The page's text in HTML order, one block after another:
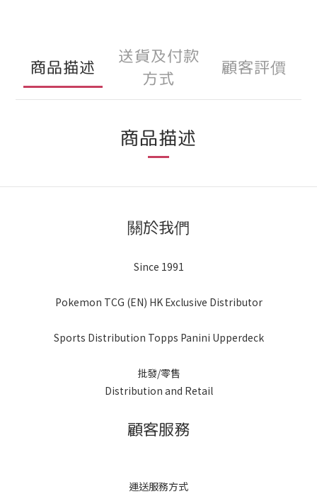
商品描述
送貨及付款
方式
顧客評價
商品描述
關於我們
Since 1991
Pokemon TCG (EN) HK Exclusive Distributor
Sports Distribution Topps Panini Upperdeck
批發/零售
Distribution and Retail
顧客服務
運送服務方式